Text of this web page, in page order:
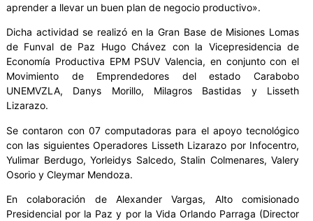
aprender a llevar un buen plan de negocio productivo».
Dicha actividad se realizó en la Gran Base de Misiones Lomas
de Funval de Paz Hugo Chávez con la Vicepresidencia de
Economía Productiva EPM PSUV Valencia, en conjunto con el
Movimiento de Emprendedores del estado Carabobo
UNEMVZLA, Danys Morillo, Milagros Bastidas y Lisseth
Lizarazo.
Se contaron con 07 computadoras para el apoyo tecnológico
con las siguientes Operadores Lisseth Lizarazo por Infocentro,
Yulimar Berdugo, Yorleidys Salcedo, Stalin Colmenares, Valery
Osorio y Cleymar Mendoza.
En colaboración de Alexander Vargas, Alto comisionado
Presidencial por la Paz y por la Vida Orlando Parraga (Director